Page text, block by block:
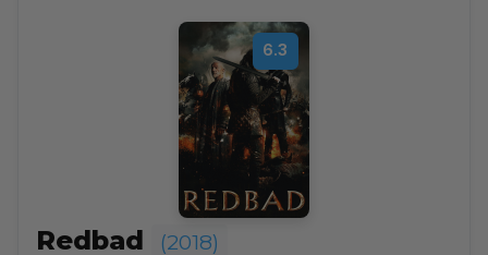
6.3
Redbad (2018)